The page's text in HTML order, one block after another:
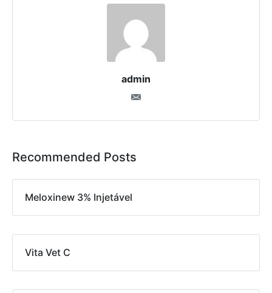
admin
Recommended Posts
Meloxinew 3% Injetável
Vita Vet C